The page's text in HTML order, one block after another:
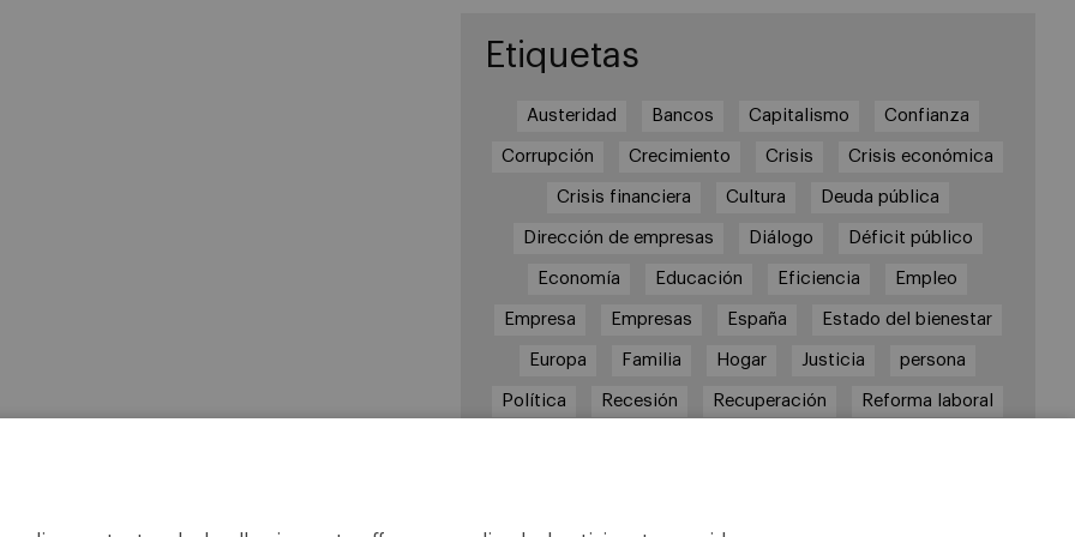
Etiquetas
Austeridad Bancos Capitalismo Confianza
Corrupción Crecimiento Crisis Crisis económica
Crisis financiera Cultura Deuda pública
Dirección de empresas Diálogo Déficit público
Economía Educación Eficiencia Empleo
Empresa Empresas España Estado del bienestar
Europa Familia Hogar Justicia persona
Política Recesión Recuperación Reforma laboral